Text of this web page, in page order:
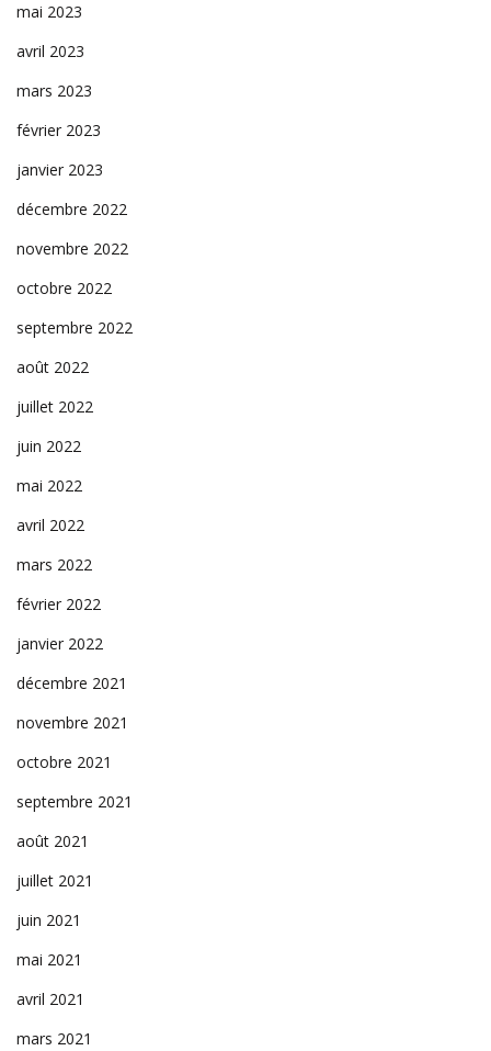
mai 2023
avril 2023
mars 2023
février 2023
janvier 2023
décembre 2022
novembre 2022
octobre 2022
septembre 2022
août 2022
juillet 2022
juin 2022
mai 2022
avril 2022
mars 2022
février 2022
janvier 2022
décembre 2021
novembre 2021
octobre 2021
septembre 2021
août 2021
juillet 2021
juin 2021
mai 2021
avril 2021
mars 2021